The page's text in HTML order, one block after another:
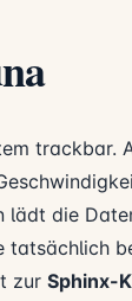
trackbar.
lädt die
tatsächlich
zur Sphinx-